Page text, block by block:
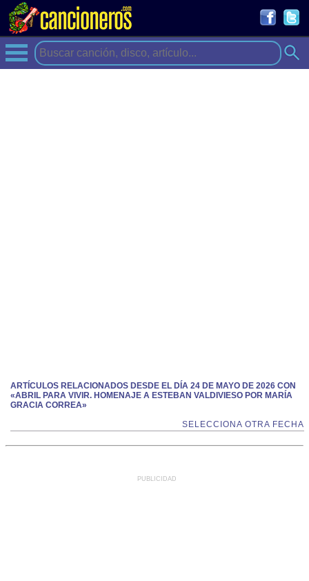
ARTÍCULOS RELACIONADOS DESDE EL DÍA 24 DE MAYO DE 2026 CON
«ABRIL PARA VIVIR. HOMENAJE A ESTEBAN VALDIVIESO POR MARÍA
GRACIA CORREA»
SELECCIONA OTRA FECHA
PUBLICIDAD